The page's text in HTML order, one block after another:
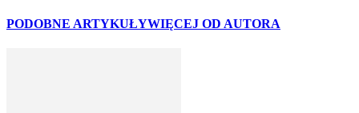
PODOBNE ARTYKUŁYWIĘCEJ OD AUTORA